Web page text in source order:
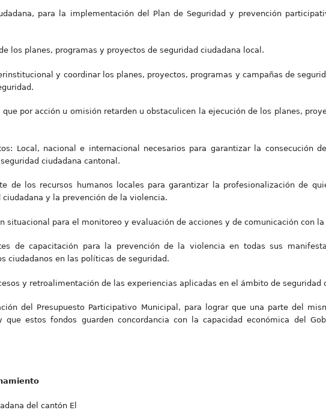
para la implementación del Plan de Seguridad y prevención
los planes, programas y proyectos de seguridad ciudadana local.
y coordinar los planes, proyectos, programas y campañas de
por acción u omisión retarden u obstaculicen la ejecución de los planes,
Local, nacional e internacional necesarios para garantizar la consecución
ciudadana cantonal.
de los recursos humanos locales para garantizar la profesionalización de
y la prevención de la violencia.
situacional para el monitoreo y evaluación de acciones y de comunicación con la
de capacitación para la prevención de la violencia en todas sus
ciudadanos en las políticas de seguridad.
y retroalimentación de las experiencias aplicadas en el ámbito de seguridad
del Presupuesto Participativo Municipal, para lograr que una parte del
estos fondos guarden concordancia con la capacidad económica del
del cantón El